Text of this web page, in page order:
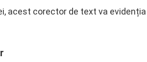
acest corector de text va